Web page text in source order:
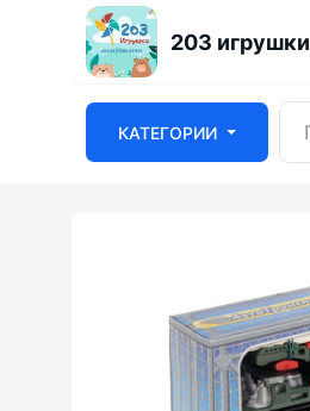
203 игрушки
КАТЕГОРИИ